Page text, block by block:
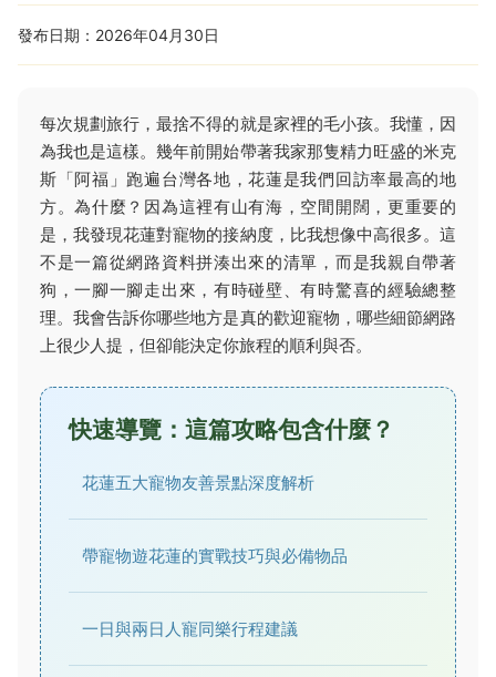
發布日期：2026年04月30日
每次規劃旅行，最捨不得的就是家裡的毛小孩。我懂，因
為我也是這樣。幾年前開始帶著我家那隻精力旺盛的米克
斯「阿福」跑遍台灣各地，花蓮是我們回訪率最高的地
方。為什麼？因為這裡有山有海，空間開闊，更重要的
是，我發現花蓮對寵物的接納度，比我想像中高很多。這
不是一篇從網路資料拼湊出來的清單，而是我親自帶著
狗，一腳一腳走出來，有時碰壁、有時驚喜的經驗總整
理。我會告訴你哪些地方是真的歡迎寵物，哪些細節網路
上很少人提，但卻能決定你旅程的順利與否。
快速導覽：這篇攻略包含什麼？
花蓮五大寵物友善景點深度解析
帶寵物遊花蓮的實戰技巧與必備物品
一日與兩日人寵同樂行程建議